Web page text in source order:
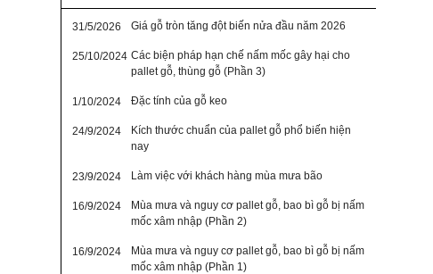
31/5/2026 Giá gỗ tròn tăng đột biến nửa đầu năm 2026
25/10/2024 Các biện pháp hạn chế nấm mốc gây hại cho
pallet gỗ, thùng gỗ (Phần 3)
1/10/2024 Đặc tính của gỗ keo
24/9/2024
Kích thước chuẩn của pallet gỗ phổ biến hiện
nay
23/9/2024 Làm việc với khách hàng mùa mưa bão
16/9/2024
Mùa mưa và nguy cơ pallet gỗ, bao bì gỗ bị nấm
mốc xâm nhập (Phần 2)
16/9/2024
Mùa mưa và nguy cơ pallet gỗ, bao bì gỗ bị nấm
mốc xâm nhập (Phần 1)